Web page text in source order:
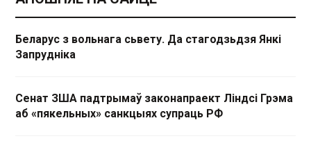
Беларус з вольнага сьвету. Да стагодзьдзя Янкі
Запрудніка
Сенат ЗША падтрымаў законапраект Ліндсі Грэма
аб «пякельных» санкцыях супраць РФ